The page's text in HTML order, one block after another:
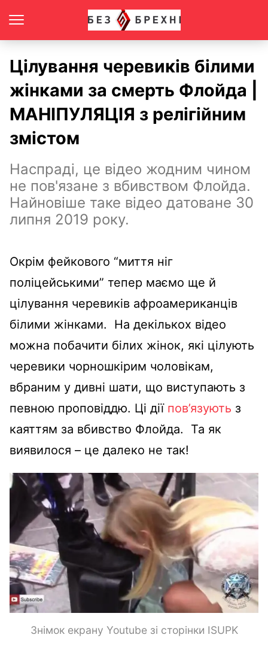
Цілування черевиків білими
жінками за смерть Флойда |
МАНІПУЛЯЦІЯ з релігійним
змістом
Наспраді, це відео жодним чином
не пов'язане з вбивством Флойда.
Найновіше таке відео датоване 30
липня 2019 року.
Окрім фейкового “миття ніг
поліцейськими” тепер маємо ще й
цілування черевиків афроамериканців
білими жінками. На декількох відео
можна побачити білих жінок, які цілують
черевики чорношкірим чоловікам,
вбраним у дивні шати, що виступають з
певною проповіддю. Ці дії пов’язують з
каяттям за вбивство Флойда. Та як
виявилося – це далеко не так!
Знімок екрану Youtube зі сторінки ISUPK